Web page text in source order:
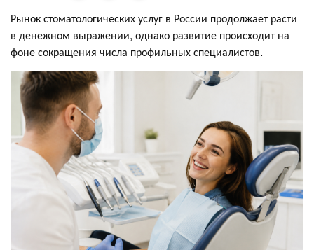
Рынок стоматологических услуг в России продолжает расти
в денежном выражении, однако развитие происходит на
фоне сокращения числа профильных специалистов.